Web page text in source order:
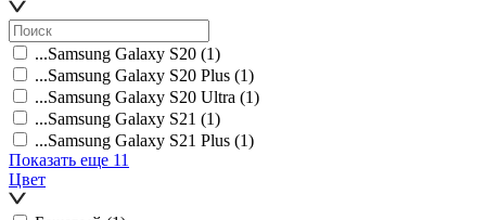
...Samsung Galaxy S20 (1)
...Samsung Galaxy S20 Plus (1)
...Samsung Galaxy S20 Ultra (1)
...Samsung Galaxy S21 (1)
...Samsung Galaxy S21 Plus (1)
Показать еще 11
Цвет